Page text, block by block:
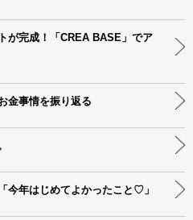
が完成！「CREA BASE」でア
金事情を振り返る
年はじめてよかったこと♡」